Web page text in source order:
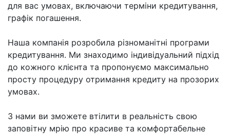
для вас умовах, включаючи терміни кредитування,
графік погашення.
Наша компанія розробила різноманітні програми
кредитування. Ми знаходимо індивідуальний підхід
до кожного клієнта та пропонуємо максимально
просту процедуру отримання кредиту на прозорих
умовах.
З нами ви зможете втілити в реальність свою
заповітну мрію про красиве та комфортабельне